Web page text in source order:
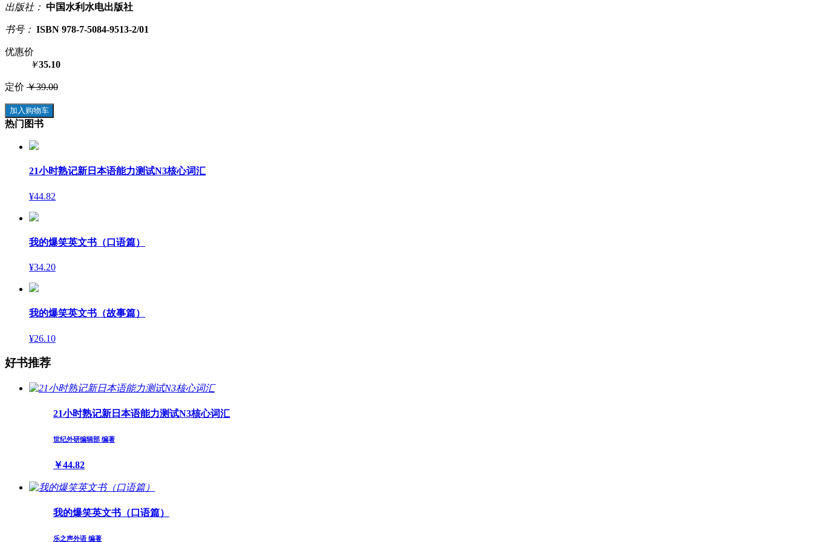
出版社： 中国水利水电出版社
书号： ISBN 978-7-5084-9513-2/01
优惠价
￥35.10
定价 ￥39.00
加入购物车
热门图书
21小时熟记新日本语能力测试N3核心词汇
¥44.82
我的爆笑英文书（口语篇）
¥34.20
我的爆笑英文书（故事篇）
¥26.10
好书推荐
21小时熟记新日本语能力测试N3核心词汇
世纪外研编辑部 编著
￥44.82
我的爆笑英文书（口语篇）
乐之声外语 编著